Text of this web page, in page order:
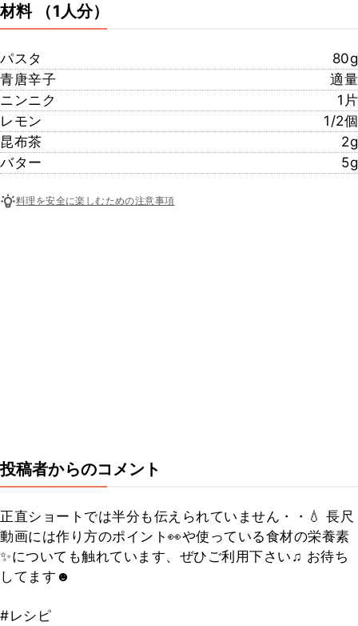
材料 （1人分）
パスタ
80g
青唐辛子
適量
ニンニク
1片
レモン
1/2個
昆布茶
2g
バター
5g
料理を安全に楽しむための注意事項
投稿者からのコメント
正直ショートでは半分も伝えられていません・・💧 長尺
動画には作り方のポイント👀や使っている食材の栄養素
✨についても触れています、ぜひご利用下さい♫ お待ち
してます☻
#レシピ